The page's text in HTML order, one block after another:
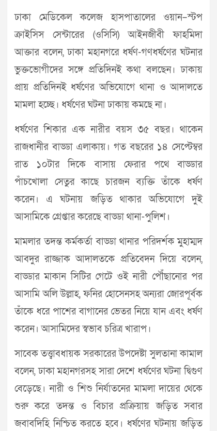
ঢাকা মেডিকেল কলেজ হাসপাতালের ওয়ান–স্টপ
ক্রাইসিস সেন্টারের (ওসিসি) আইনজীবী ফাহমিদা
আক্তার বলেন, ঢাকা মহানগরে ধর্ষণ-গণধর্ষণের ঘটনার
ভুক্তভোগীদের সঙ্গে প্রতিদিনই কথা বলছেন। ঢাকায়
প্রায় প্রতিদিনই ধর্ষণের অভিযোগে থানা ও আদালতে
মামলা হচ্ছে। ধর্ষণের ঘটনা ঢাকায় কমছে না।
ধর্ষণের শিকার এক নারীর বয়স ৩৫ বছর। থাকেন
রাজধানীর বাড্ডা এলাকায়। গত বছরের ১৪ সেপ্টেম্বর
রাত ১০টার দিকে বাসায় ফেরার পথে বাড্ডার
পাঁচখোলা সেতুর কাছে চারজন ব্যক্তি তাঁকে ধর্ষণ
করেন। এ ঘটনায় জড়িত থাকার অভিযোগে দুই
আসামিকে গ্রেপ্তার করেছে বাড্ডা থানা-পুলিশ।
মামলার তদন্ত কর্মকর্তা বাড্ডা থানার পরিদর্শক মুহাম্মদ
আবদুর রাজ্জাক আদালতকে প্রতিবেদন দিয়ে বলেন,
বাড্ডার মাকান সিটির গেটে ওই নারী পৌঁছানোর পর
আসামি অলি উল্লাহ, ফনির হোসেনসহ অন্যরা জোরপূর্বক
তাঁকে ধরে পাশের বাগানের ভেতর নিয়ে যান এবং ধর্ষণ
করেন। আসামিদের স্বভাব চরিত্র খারাপ।
সাবেক তত্ত্বাবধায়ক সরকারের উপদেষ্টা সুলতানা কামাল
বলেন, ঢাকা মহানগরসহ সারা দেশে ধর্ষণের ঘটনা দ্বিগুণ
বেড়েছে। নারী ও শিশু নির্যাতনের মামলা দায়ের থেকে
শুরু করে তদন্ত ও বিচার প্রক্রিয়ায় জড়িত সবার
জবাবদিহি নিশ্চিত করতে হবে। ধর্ষণের ঘটনায় জড়িত